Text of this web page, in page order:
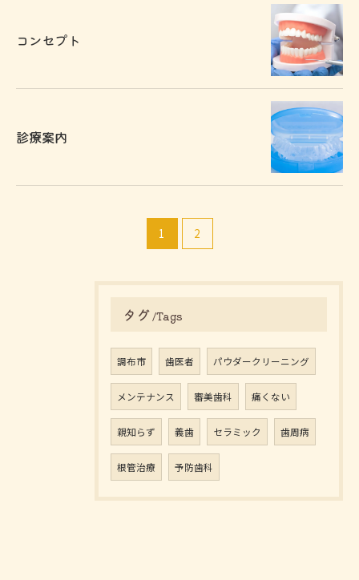
コンセプト
診療案内
1 2
タグ Tags
調布市 歯医者 パウダークリーニング
メンテナンス 審美歯科 痛くない
親知らず 義歯 セラミック 歯周病
根管治療 予防歯科